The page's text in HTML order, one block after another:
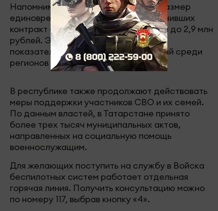
Напомним, с 1 января в Татарстане размер
единовременной выплаты для заключивших
контракт с Минобороны РФ увеличен до 2,9 млн
рублей. Это один из самых высоких
показателей в России и максимальный среди
регионов ПФО.
В республике также продолжают действовать
меры поддержки участников СВО и их семей.
По данным властей, в Татарстане принято
более трех тысяч муниципальных актов,
направленных на социальную помощь
военнослужащим.
Для желающих поступить на службу в Войска
беспилотных систем работает отдельная
горячая линия. Получить консультацию можно
по номеру 117, выбрав кнопку «4».